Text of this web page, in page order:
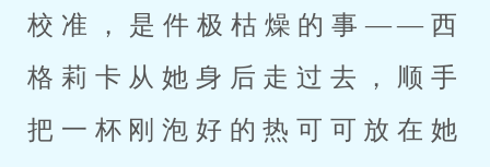
校准，是件极枯燥的事——西
格莉卡从她身后走过去，顺手
把一杯刚泡好的热可可放在她